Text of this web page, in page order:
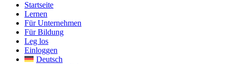
Startseite
Lernen
Für Unternehmen
Für Bildung
Leg los
Einloggen
Deutsch